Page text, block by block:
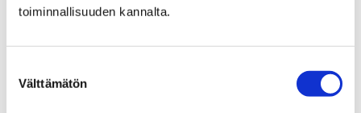
toiminnallisuuden kannalta.
valinta
Välttämätön